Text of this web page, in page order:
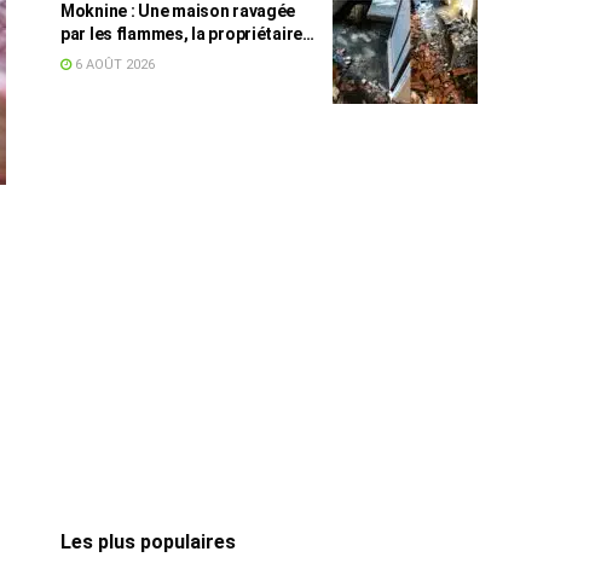
Moknine : Une maison ravagée
par les flammes, la propriétaire
accuse la STEG et la SONEDE
6 AOÛT 2026
Les plus populaires